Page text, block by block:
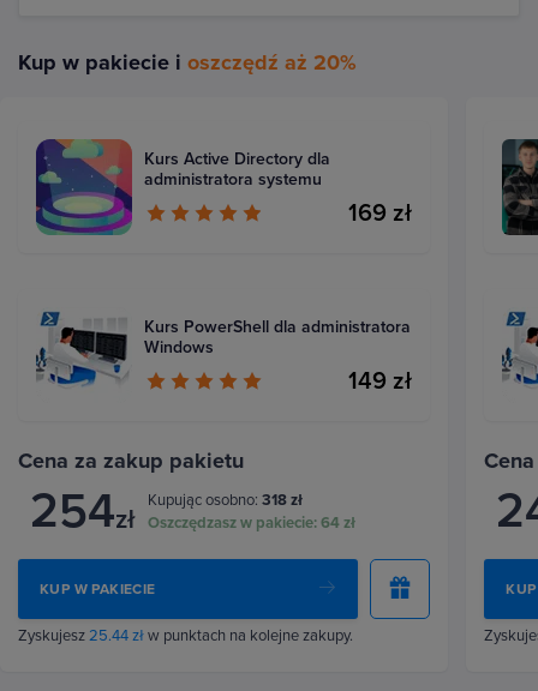
Kup w pakiecie i oszczędź aż 20%
Kurs Active Directory dla
administratora systemu
169 zł
Kurs PowerShell dla administratora
Windows
149 zł
Cena za zakup pakietu
254zł
Kupując osobno: 318 zł
Oszczędzasz w pakiecie:64 zł
KUP W PAKIECIE
Zyskujesz25.44 złw punktach na kolejne zakupy.